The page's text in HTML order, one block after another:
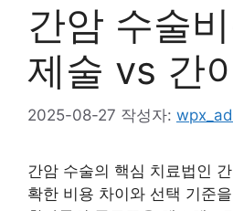
간암 수술
제술 vs 간
2025-08-27 작성자:
간암 수술의 핵심 치료법인
확한 비용 차이와 선택 기준